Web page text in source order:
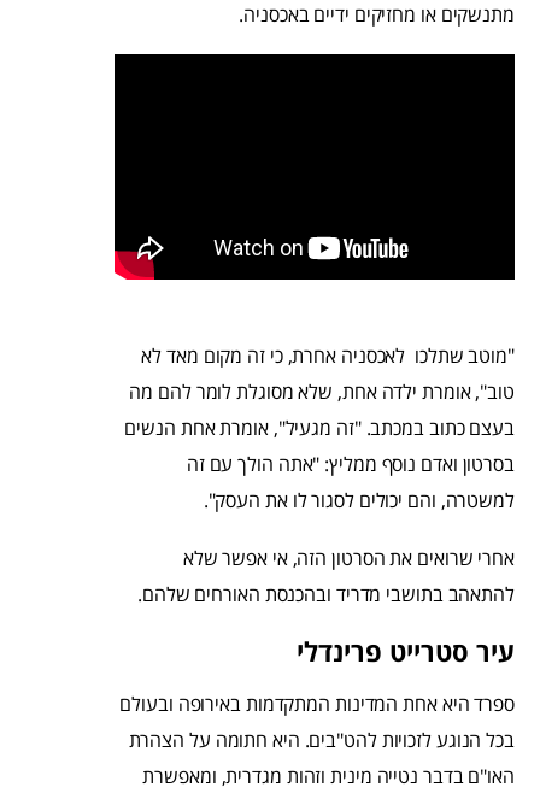
מתנשקים או מחזיקים ידיים באכסניה.
"מוטב שתלכו לאכסניה אחרת, כי זה מקום מאד לא
טוב", אומרת ילדה אחת, שלא מסוגלת לומר להם מה
בעצם כתוב במכתב. "זה מגעיל", אומרת אחת הנשים
בסרטון ואדם נוסף ממליץ: "אתה הולך עם זה
למשטרה, והם יכולים לסגור לו את העסק".
אחרי שרואים את הסרטון הזה, אי אפשר שלא
להתאהב בתושבי מדריד ובהכנסת האורחים שלהם.
עיר סטרייט פרינדלי
ספרד היא אחת המדינות המתקדמות באירופה ובעולם
בכל הנוגע לזכויות להט"בים. היא חתומה על הצהרת
האו"ם בדבר נטייה מינית וזהות מגדרית, ומאפשרת